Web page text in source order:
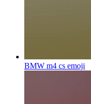
BMW m4 cs emoji